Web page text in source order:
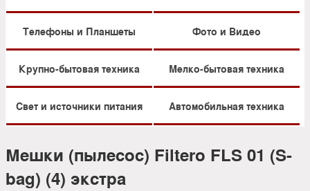
Телефоны и Планшеты Фото и Видео
Крупно-бытовая техника Мелко-бытовая техника
Свет и источники питания Автомобильная техника
Мешки (пылесос) Filtero FLS 01 (S-
bag) (4) экстра